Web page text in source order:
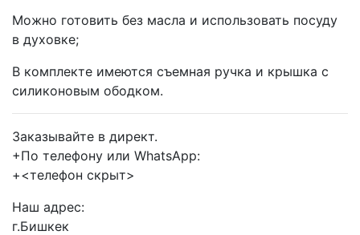
Можно готовить без масла и использовать посуду
в духовке;
В комплекте имеются съемная ручка и крышка с
силиконовым ободком.
Заказывайте в директ.
+По телефону или WhatsApp:
+<телефон скрыт>
Наш адрес:
г.Бишкек